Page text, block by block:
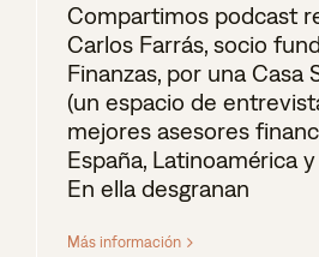
Compartimos podcast
Carlos Farrás, socio
Finanzas, por una Casa
(un espacio de
mejores asesores
España, Latinoamérica
En ella desgranan
Más información